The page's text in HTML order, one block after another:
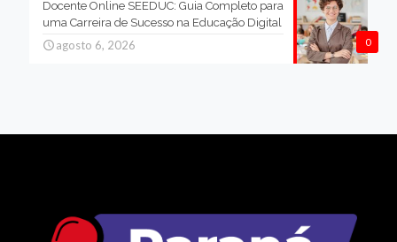
0
Docente Online SEEDUC: Guia Completo para
uma Carreira de Sucesso na Educação Digital
agosto 6, 2026